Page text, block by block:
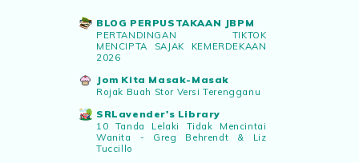
BLOG PERPUSTAKAAN JBPM
PERTANDINGAN TIKTOK
MENCIPTA SAJAK KEMERDEKAAN
2026
Jom Kita Masak-Masak
Rojak Buah Stor Versi Terengganu
SRLavender's Library
10 Tanda Lelaki Tidak Mencintai
Wanita - Greg Behrendt & Liz
Tuccillo